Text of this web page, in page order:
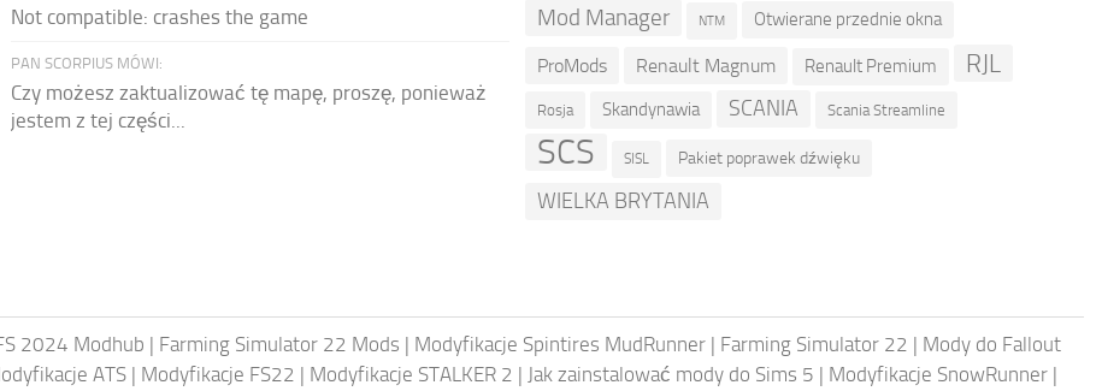
Not compatible: crashes the game
PAN SCORPIUS MÓWI:
Czy możesz zaktualizować tę mapę, proszę, ponieważ
jestem z tej części...
Mod Manager NTM Otwierane przednie okna
ProMods Renault Magnum Renault Premium RJL
Rosja Skandynawia SCANIA Scania Streamline
SCS SISL Pakiet poprawek dźwięku
WIELKA BRYTANIA
2024 Modhub | Farming Simulator 22 Mods | Modyfikacje Spintires MudRunner | Farming Simulator 22 | Mody do Fallout
ATS | Modyfikacje FS22 | Modyfikacje STALKER 2 | Jak zainstalować mody do Sims 5 | Modyfikacje SnowRunner |